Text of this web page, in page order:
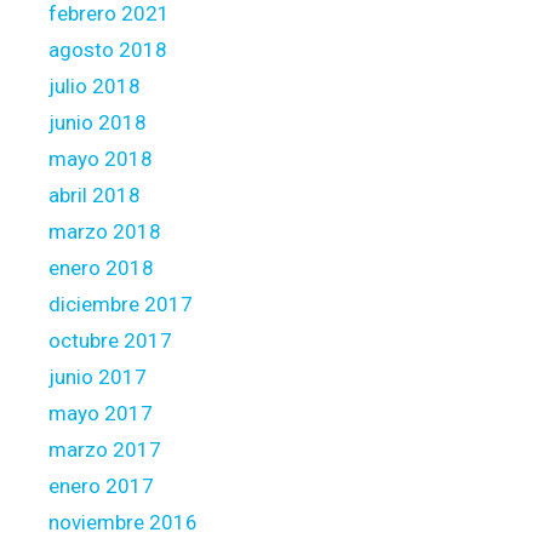
febrero 2021
agosto 2018
julio 2018
junio 2018
mayo 2018
abril 2018
marzo 2018
enero 2018
diciembre 2017
octubre 2017
junio 2017
mayo 2017
marzo 2017
enero 2017
noviembre 2016